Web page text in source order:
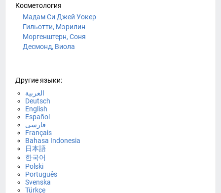
Косметология
Мадам Си Джей Уокер
Гильотти, Мэрилин
Моргенштерн, Соня
Десмонд, Виола
Другие языки:
العربية
Deutsch
English
Español
فارسی
Français
Bahasa Indonesia
日本語
한국어
Polski
Português
Svenska
Türkçe